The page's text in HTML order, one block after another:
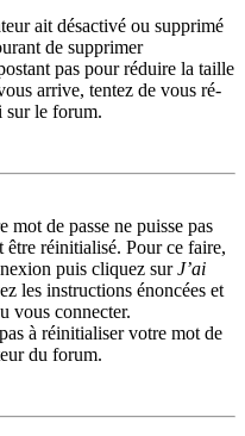
ait désactivé ou supprimé
de supprimer
pas pour réduire la taille
arrive, tentez de vous ré-
sur le forum.
mot de passe ne puisse pas
réinitialisé. Pour ce faire,
puis cliquez surJ’ai
les instructions énoncées et
vous connecter.
à réinitialiser votre mot de
du forum.